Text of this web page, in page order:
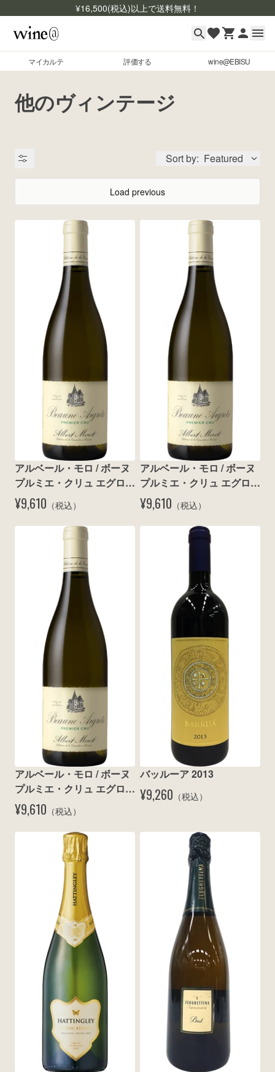
¥16,500(税込)以上で送料無料！
マイカルテ 評価する wine@EBISU
マイカルテ
評価する
商品検索
よくあるご質問
お問い合わせ
他のヴィンテージ
Sort by: Featured
銘柄コード
Load previous
アルベール・モロ / ボーヌ
プルミエ・クリュ エグロ
ブラン 2015
¥9,610 （税込）
アルベール・モロ / ボーヌ
プルミエ・クリュ エグロ
ブラン 2018
¥9,610 （税込）
アルベール・モロ / ボーヌ
プルミエ・クリュ エグロ
ブラン 2011
¥9,610 （税込）
バッルーア 2013
¥9,260 （税込）